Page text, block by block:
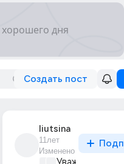
Создать пост
liutsina
11лет
Изменено